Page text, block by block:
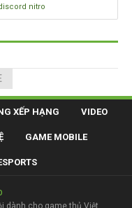
nitro
XẾP HẠNG VIDEO
GAME MOBILE